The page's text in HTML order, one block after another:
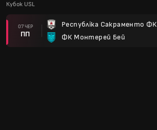
Кубок USL
07 ЧЕР
ПП
Республіка Сакраменто ФК
ФК Монтерей Бей